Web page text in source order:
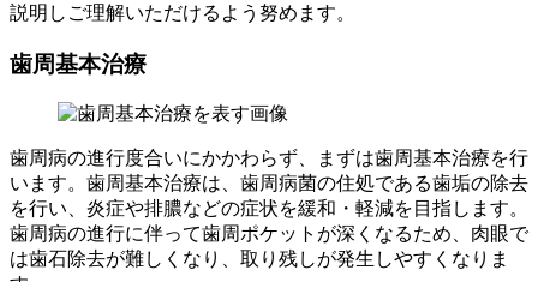
説明しご理解いただけるよう努めます。
歯周基本治療
歯周病の進行度合いにかかわらず、まずは歯周基本治療を行
います。歯周基本治療は、歯周病菌の住処である歯垢の除去
を行い、炎症や排膿などの症状を緩和・軽減を目指します。
歯周病の進行に伴って歯周ポケットが深くなるため、肉眼で
は歯石除去が難しくなり、取り残しが発生しやすくなりま